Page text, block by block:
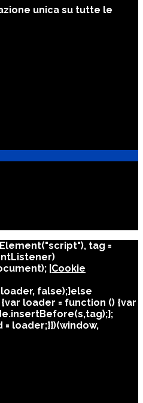
unica su tutte le
tag =
| Cookie
false);}else
loader = function () {var
loader;}})(window,